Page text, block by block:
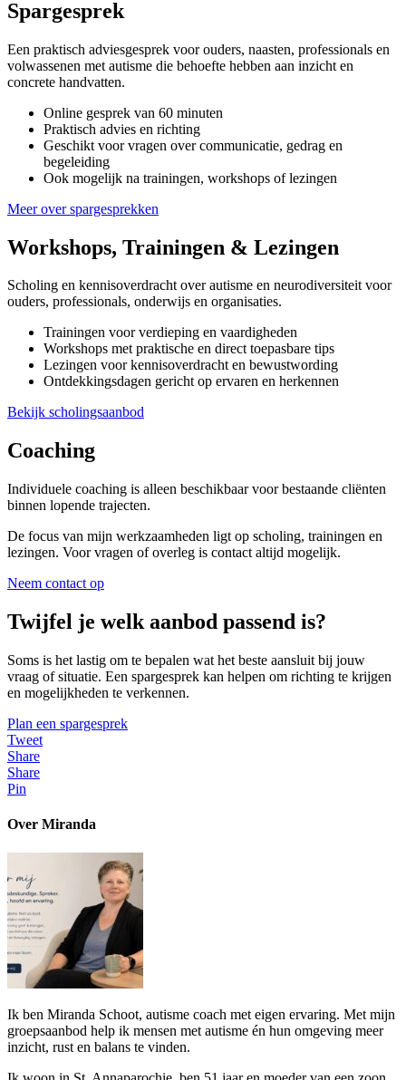
Spargesprek
Een praktisch adviesgesprek voor ouders, naasten, professionals en
volwassenen met autisme die behoefte hebben aan inzicht en
concrete handvatten.
Online gesprek van 60 minuten
Praktisch advies en richting
Geschikt voor vragen over communicatie, gedrag en
begeleiding
Ook mogelijk na trainingen, workshops of lezingen
Meer over spargesprekken
Workshops, Trainingen & Lezingen
Scholing en kennisoverdracht over autisme en neurodiversiteit voor
ouders, professionals, onderwijs en organisaties.
Trainingen voor verdieping en vaardigheden
Workshops met praktische en direct toepasbare tips
Lezingen voor kennisoverdracht en bewustwording
Ontdekkingsdagen gericht op ervaren en herkennen
Bekijk scholingsaanbod
Coaching
Individuele coaching is alleen beschikbaar voor bestaande cliënten
binnen lopende trajecten.
De focus van mijn werkzaamheden ligt op scholing, trainingen en
lezingen. Voor vragen of overleg is contact altijd mogelijk.
Neem contact op
Twijfel je welk aanbod passend is?
Soms is het lastig om te bepalen wat het beste aansluit bij jouw
vraag of situatie. Een spargesprek kan helpen om richting te krijgen
en mogelijkheden te verkennen.
Plan een spargesprek
Tweet
Share
Share
Pin
Over Miranda
Ik ben Miranda Schoot, autisme coach met eigen ervaring. Met mijn
groepsaanbod help ik mensen met autisme én hun omgeving meer
inzicht, rust en balans te vinden.